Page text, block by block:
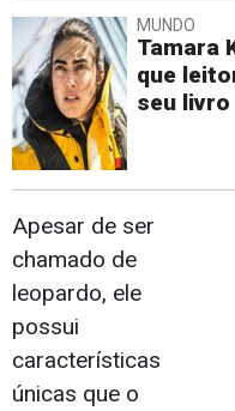
MUNDO
Tamara
que
seu livro
Apesar de ser
chamado de
leopardo, ele
possui
características
únicas que o